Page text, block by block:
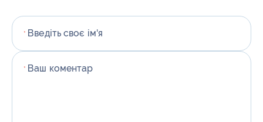
* Введіть своє ім'я
* Ваш коментар